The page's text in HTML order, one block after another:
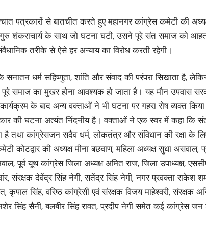
पत्रकारों से बातचीत करते हुए महानगर कांग्रेस कमेटी की
शंकराचार्य के साथ जो घटना घटी, उसने पूरे संत समाज को
संवैधानिक तरीके से ऐसे हर अन्याय का विरोध करती रहेगी।
धर्म सहिष्णुता, शांति और संवाद की परंपरा सिखाता है,
पूरे समाज का मुखर होना आवश्यक हो जाता है। यह मौन उपवास
के बाद अन्य वक्ताओं ने भी घटना पर गहरा रोष व्यक्त
की घटना अत्यंत निंदनीय है। वक्ताओं ने एक स्वर में कहा कि
तथा कांग्रेसजन सदैव धर्म, लोकतंत्र और संविधान की रक्षा के
कोटद्वार की अध्यक्ष मीना बछवाण, महिला अध्यक्ष सुधा असवाल,
पूर्व यूथ कांग्रेस जिला अध्यक्ष अमित राज, जिला उपाध्यक्ष,
संरक्षक देवेंद्र सिंह नेगी, सतेंद्र सिंह नेगी, नगर प्रवक्ता राकेश
कृपाल सिंह, वरिष्ठ कांग्रेसी एवं संरक्षक विजय माहेश्वरी, संरक्षक
सिंह सैनी, बलबीर सिंह रावत, प्रदीप नेगी समेत कई कांग्रेस जन